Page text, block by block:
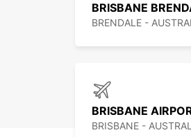
BRISBANE
BRENDALE -
BRISBANE
BRISBANE -